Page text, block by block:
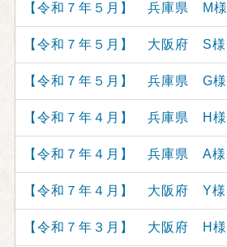
【令和７年５月】 兵庫県 M様
【令和７年５月】 大阪府 S様
【令和７年５月】 兵庫県 G様
【令和７年４月】 兵庫県 H様
【令和７年４月】 兵庫県 A様
【令和７年４月】 大阪府 Y様
【令和７年３月】 大阪府 H様